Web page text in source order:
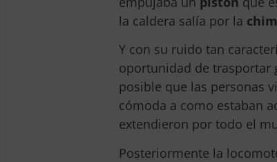
la caldera salía por la
Y con su ruido tan
oportunidad de trasportar
posible que las personas
cómoda a como estaban
extendieron por todo el
Posteriormente la